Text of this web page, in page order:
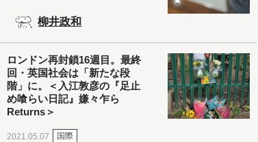
柳井政和
ロンドン再封鎖16週目。最終
回・英国社会は「新たな段
階」に。＜入江敦彦の『足止
め喰らい日記』嫌々乍ら
Returns＞
2021.05.07 国際